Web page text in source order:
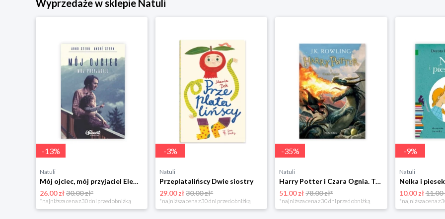
Wyprzedaże w sklepie Natuli
-13%
Natuli
Mój ojciec, mój przyjaciel Element
26.00 zł30.00 zł*
*najniższa cena z 30 dni przed obniżką
-3%
Natuli
Przeplatalińscy Dwie siostry
29.00 zł30.00 zł*
*najniższa cena z 30 dni przed obniżką
-35%
Natuli
Harry Potter i Czara Ognia. Tom 4 Media rodzina
51.00 zł78.00 zł*
*najniższa cena z 30 dni przed obniżką
-9%
Natuli
10.00 zł11.00
*najniższa cena z